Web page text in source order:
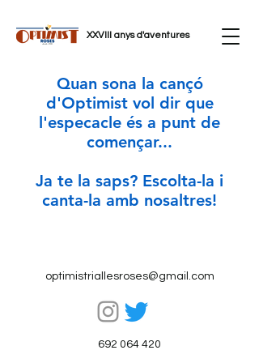
XXVIII anys d'aventures
Quan sona la cançó
d'Optimist vol dir que
l'especacle és a punt de
començar...
Ja te la saps? Escolta-la i
canta-la amb nosaltres!
optimistriallesroses@gmail.com
692 064 420